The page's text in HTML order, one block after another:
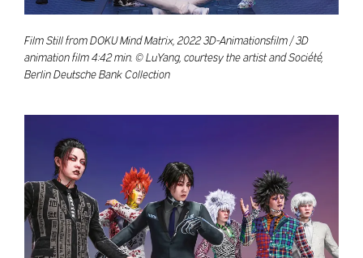
Film Still from DOKU Mind Matrix, 2022 3D-Animationsfilm / 3D
animation film 4:42 min. © LuYang, courtesy the artist and Société,
Berlin Deutsche Bank Collection